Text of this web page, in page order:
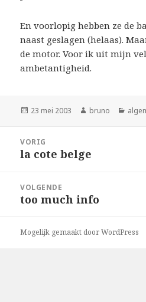
En voorlopig hebben ze de
naast geslagen (helaas).
de motor. Voor ik uit mijn
ambetantigheid.
Geplaatst
23 mei 2003 Auteur
bruno
navigatie
VORIG
Vorig
la cote belge
VOLGENDE
Volgend
too much info
Mogelijk gemaakt door WordPress